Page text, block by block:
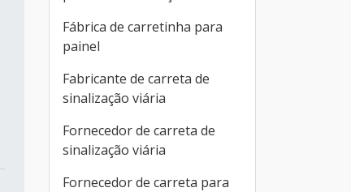
Fábrica de carretinha para
painel
Fabricante de carreta de
sinalização viária
Fornecedor de carreta de
sinalização viária
Fornecedor de carreta para